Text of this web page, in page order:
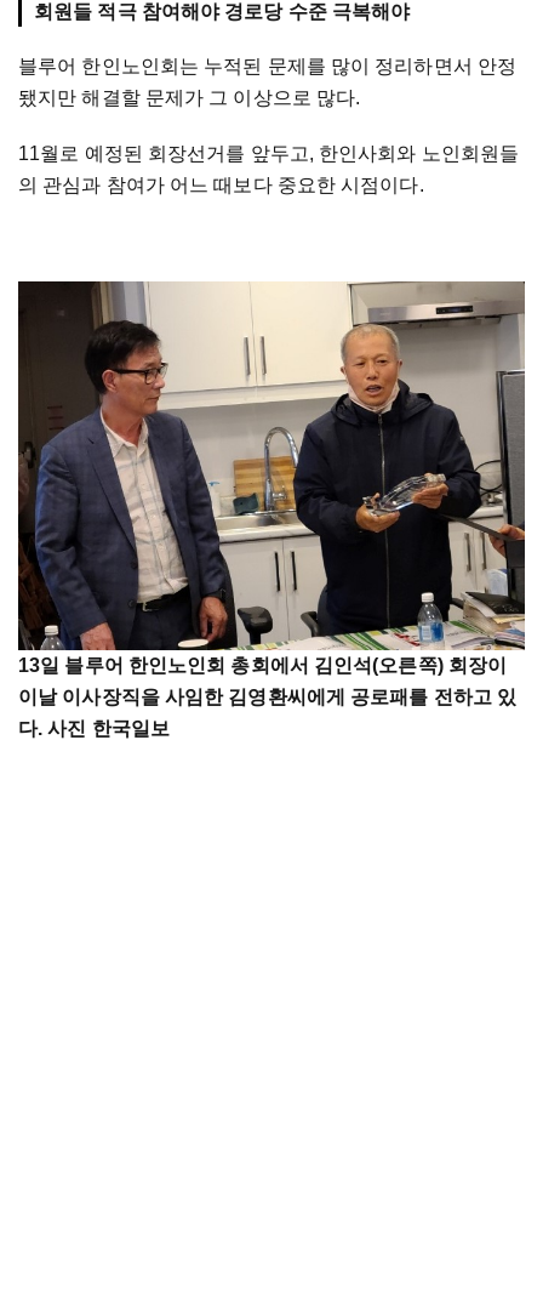
회원들 적극 참여해야 경로당 수준 극복해야
블루어 한인노인회는 누적된 문제를 많이 정리하면서 안정
됐지만 해결할 문제가 그 이상으로 많다.
11월로 예정된 회장선거를 앞두고, 한인사회와 노인회원들
의 관심과 참여가 어느 때보다 중요한 시점이다.
13일 블루어 한인노인회 총회에서 김인석(오른쪽) 회장이
이날 이사장직을 사임한 김영환씨에게 공로패를 전하고 있
다. 사진 한국일보